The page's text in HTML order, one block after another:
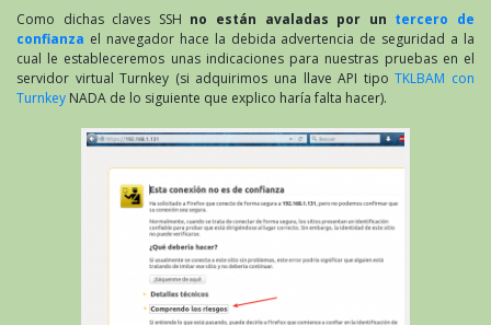
Como dichas claves SSH no están avaladas por un tercero de
confianza el navegador hace la debida advertencia de seguridad a la
cual le estableceremos unas indicaciones para nuestras pruebas en el
servidor virtual Turnkey (si adquirimos una llave API tipoTKLBAM con
Turnkey NADA de lo siguiente que explico haría falta hacer).